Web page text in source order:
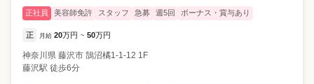
正社員 美容師免許 スタッフ 急募 週5回 ボーナス・賞与あり
正 月給 20万円 ~ 50万円
神奈川県 藤沢市 鵠沼橘1-1-12 1F
藤沢駅 徒歩6分